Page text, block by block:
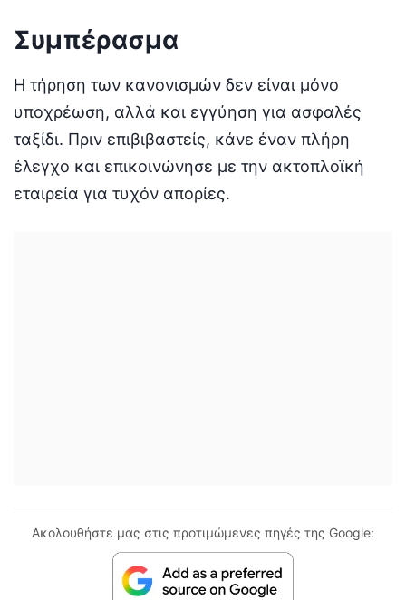
Συμπέρασμα
Η τήρηση των κανονισμών δεν είναι μόνο
υποχρέωση, αλλά και εγγύηση για ασφαλές
ταξίδι. Πριν επιβιβαστείς, κάνε έναν πλήρη
έλεγχο και επικοινώνησε με την ακτοπλοϊκή
εταιρεία για τυχόν απορίες.
Ακολουθήστε μας στις προτιμώμενες πηγές της Google: